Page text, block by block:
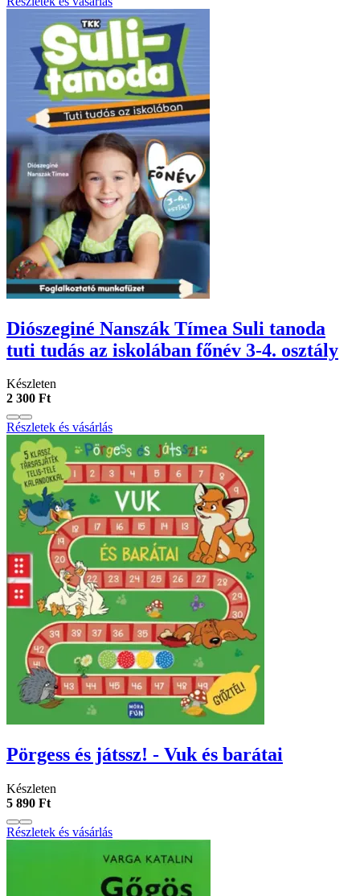
Diószeginé Nanszák Tímea Suli tanoda
tuti tudás az iskolában főnév 3-4. osztály
Készleten
2 300 Ft
Részletek és vásárlás
Pörgess és játssz! - Vuk és barátai
Készleten
5 890 Ft
Részletek és vásárlás